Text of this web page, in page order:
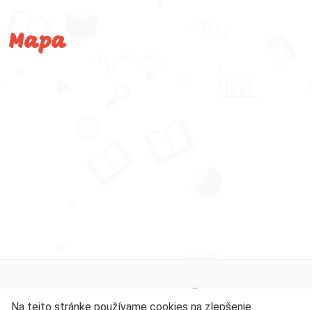
Mapa
Na tejto stránke používame cookies na zlepšenie